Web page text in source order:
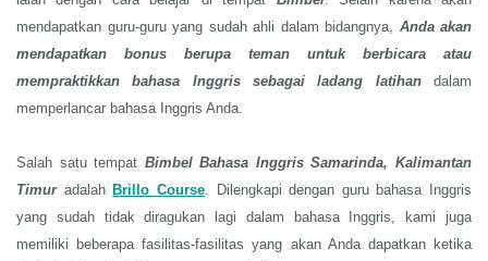
mendapatkan guru-guru yang sudah ahli dalam bidangnya, Anda akan
mendapatkan bonus berupa teman untuk berbicara atau
mempraktikkan bahasa Inggris sebagai ladang latihandalam
memperlancar bahasa Inggris Anda.
Salah satu tempat Bimbel Bahasa InggrisSamarinda, Kalimantan
Timur adalah Brillo Course. Dilengkapi dengan guru bahasa Inggris
yang sudah tidak diragukan lagi dalam bahasa Inggris, kami juga
memiliki beberapa fasilitas-fasilitas yang akan Anda dapatkan ketika